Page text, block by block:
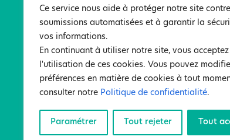
Ce service nous aide à protéger notre site
soumissions automatisées et à garantir la
vos informations.
En continuant à utiliser notre site, vous acceptez
l'utilisation de ces cookies. Vous pouvez
préférences en matière de cookies à tout
consulter notre Politique de confidentialité.
Paramétrer Tout rejeter Tout